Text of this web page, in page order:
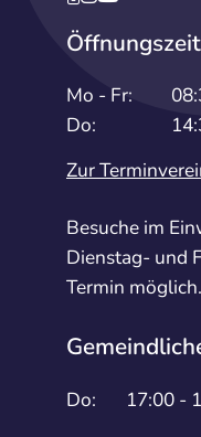
Mo - Fr:
Do:
Zur
Besuche im
Dienstag- und
Termin möglich.
Do: 17:00 -